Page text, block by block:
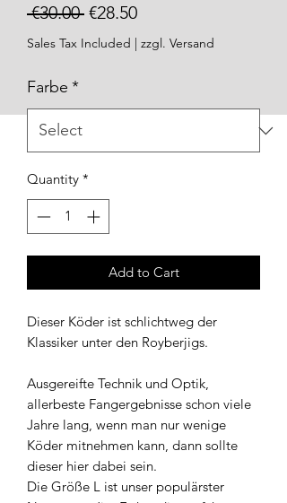
€30.00 Regular
Price
€28.50Sale
Price
Sales Tax Included | zzgl. Versand
Farbe *
Quantity *
Add to Cart
Dieser Köder ist schlichtweg der
Klassiker unter den Royberjigs.
Ausgereifte Technik und Optik,
allerbeste Fangergebnisse schon viele
Jahre lang, wenn man nur wenige
Köder mitnehmen kann, dann sollte
dieser hier dabei sein.
Die Größe L ist unser populärster